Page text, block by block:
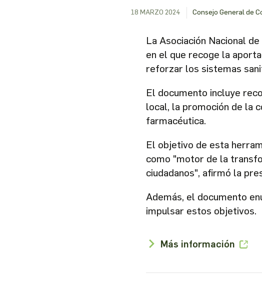
18 MARZO 2024 Consejo General de
La Asociación Nacional
en el que recoge la
reforzar los sistemas
El documento incluye
local, la promoción de la
farmacéutica.
El objetivo de esta
como "motor de la
ciudadanos", afirmó la
Además, el documento
impulsar estos objetivos.
Más información